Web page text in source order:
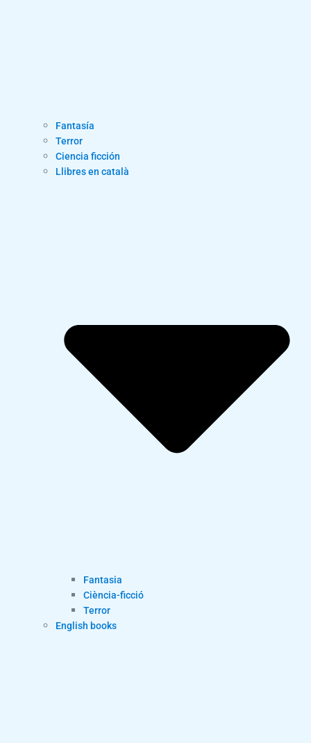
Fantasía
Terror
Ciencia ficción
Llibres en català
Fantasia
Ciència-ficció
Terror
English books